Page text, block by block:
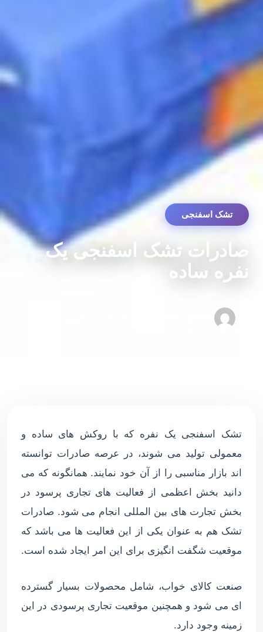
تشک اسفنجی
صادرات تشک اسفنجی یک
نفره ساده
تشک اسفنجی یک نفره که با روکش های ساده و
معمولی تولید می شوند، در عرصه صادرات توانسته
اند بازار مناسبی را از آن خود نمایند. همانگونه که می
دانید بخش اعظمی از فعالیت های تجاری پرسود در
بخش تجارت های بین المللی انجام می شود. صادرات
تشک هم به عنوان یکی از این فعالیت ها می باشد که
موقعیت شگفت انگیزی برای این امر ایجاد شده است.
صنعت کالای خواب، شامل محصولات بسیار گسترده
ای می شود و همچنین موقعیت تجاری پرسودی در این
زمینه وجود دارد.